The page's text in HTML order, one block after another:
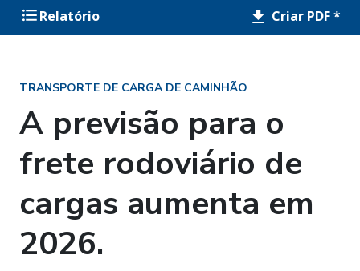
Relatório Criar PDF *
TRANSPORTE DE CARGA DE CAMINHÃO
A previsão para o
frete rodoviário de
cargas aumenta em
2026.